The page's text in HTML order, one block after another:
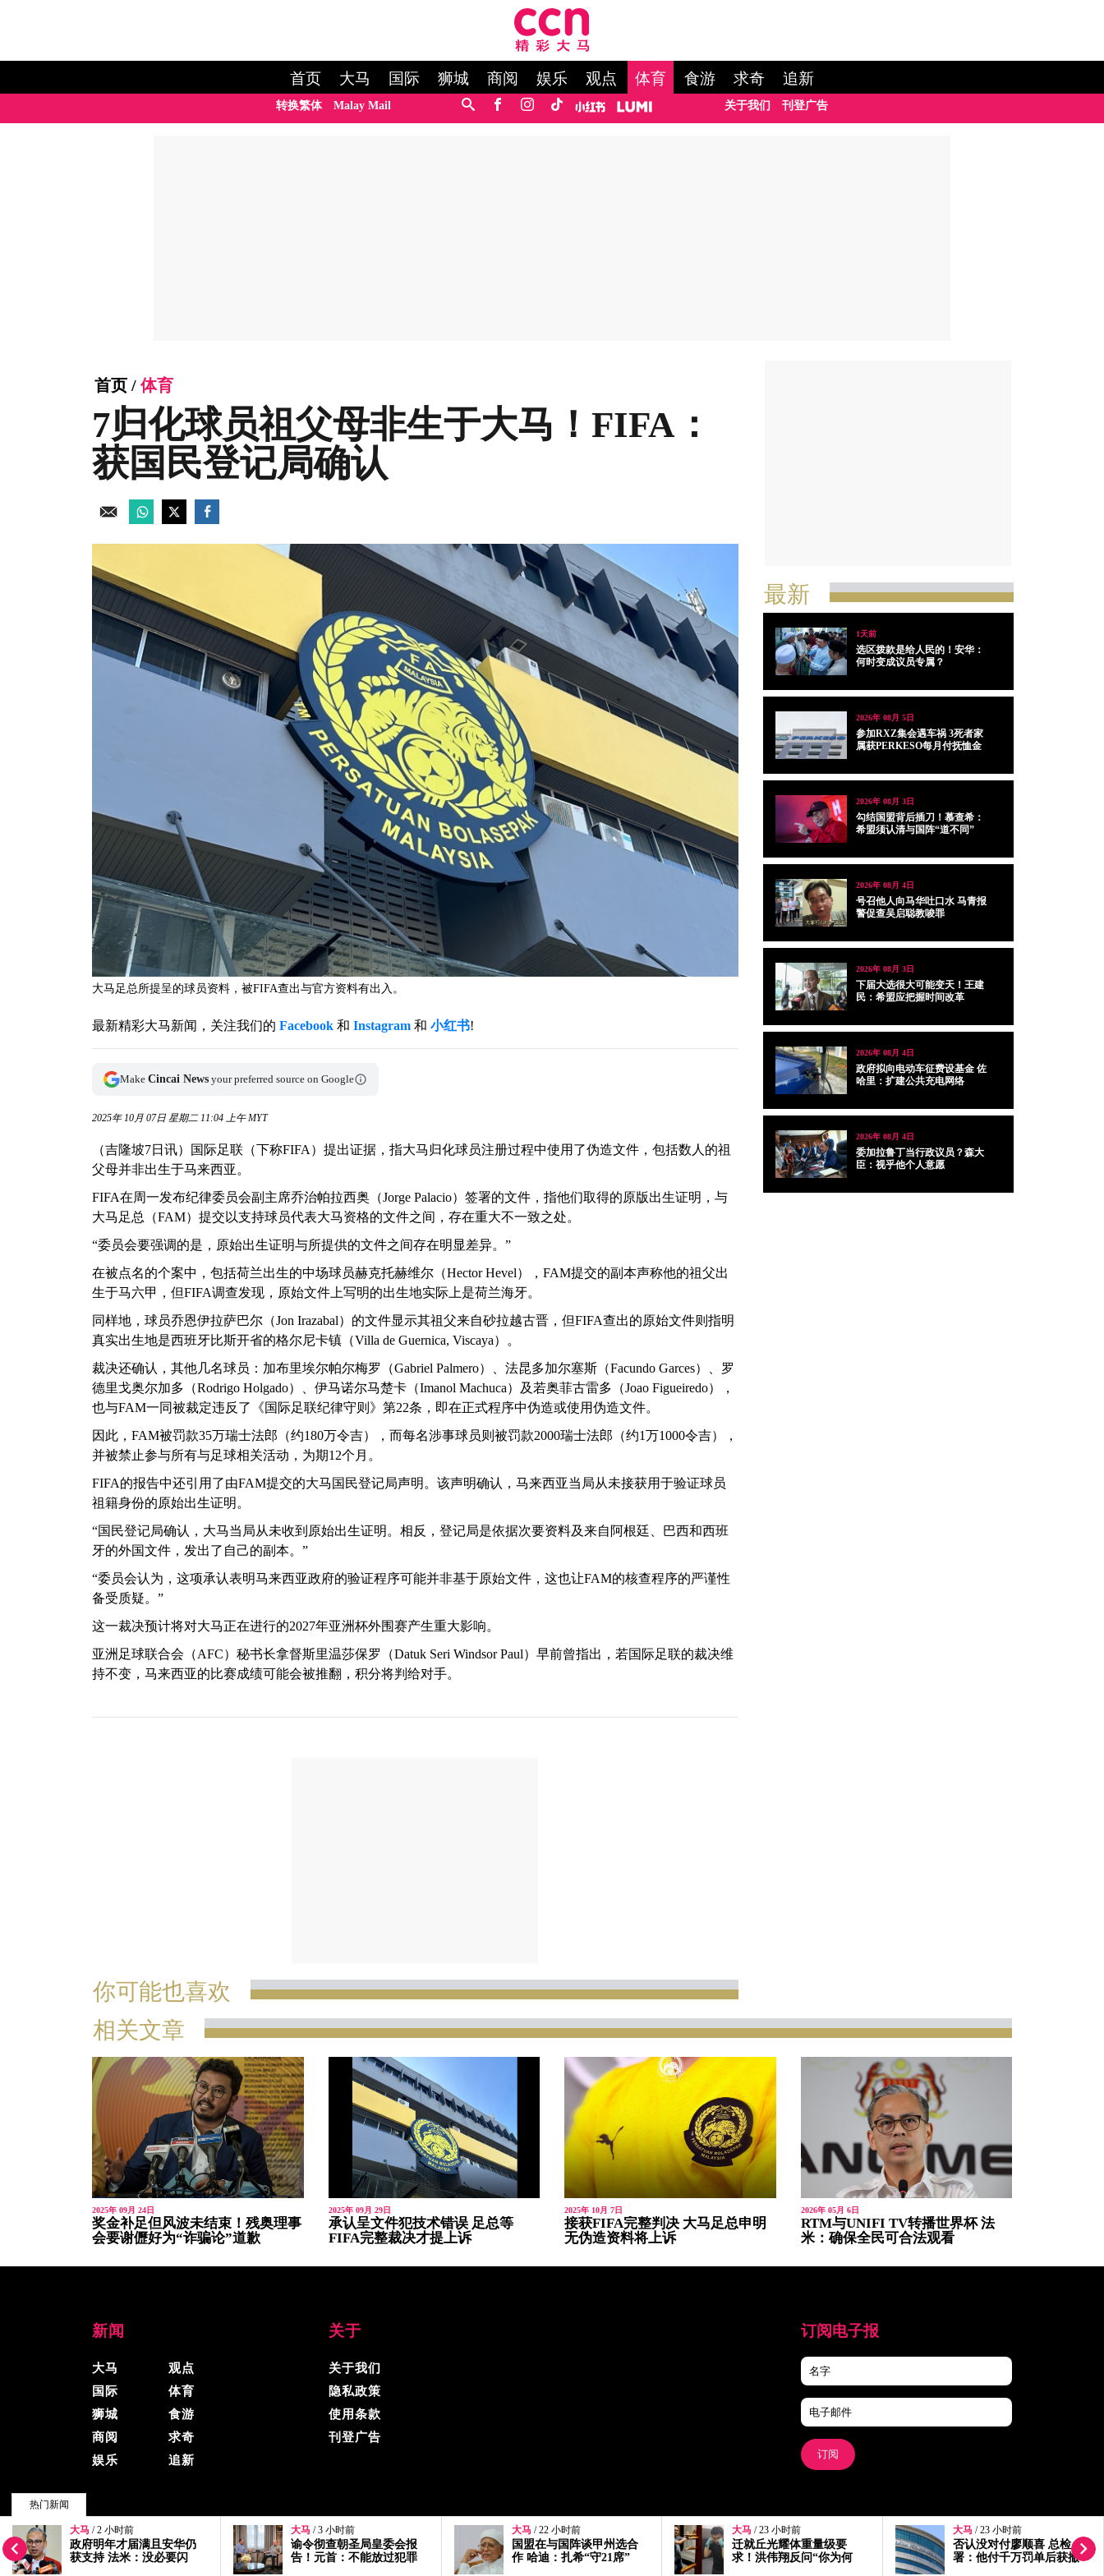
首页 大马 国际 狮城 商阅 娱乐 观点 体育 食游 求奇 追新
转换繁体 Malay Mail 关于我们 刊登广告
热门新闻
大马 / 3 小时前
谕令彻查朝圣局皇委会报
告！元首：不能放过犯罪
大马 / 22 小时前
国盟在与国阵谈甲州选合
作 哈迪：扎希“守21席”
大马 / 23 小时前
迁就丘光耀体重量级要
求！洪伟翔反问“你为何
大马 / 23 小时前
否认没对付廖顺喜 总检
署：他付千万罚单后获撤
大马 / 1天前
选区拨款是给人民的！安
华：何时变成议员专属？
首页 / 体育
7归化球员祖父母非生于大马！FIFA：
获国民登记局确认
大马足总所提呈的球员资料，被FIFA查出与官方资料有出入。
最新精彩大马新闻，关注我们的 Facebook 和 Instagram 和 小红书!
Make Cincai News your preferred source on Google
2025年 10月 07日 星期二 11:04 上午 MYT
（吉隆坡7日讯）国际足联（下称FIFA）提出证据，指大马归化球员注册过程中使用了伪造文件，包括数人的祖
父母并非出生于马来西亚。
FIFA在周一发布纪律委员会副主席乔治帕拉西奥（Jorge Palacio）签署的文件，指他们取得的原版出生证明，与
大马足总（FAM）提交以支持球员代表大马资格的文件之间，存在重大不一致之处。
“委员会要强调的是，原始出生证明与所提供的文件之间存在明显差异。”
在被点名的个案中，包括荷兰出生的中场球员赫克托赫维尔（Hector Hevel），FAM提交的副本声称他的祖父出
生于马六甲，但FIFA调查发现，原始文件上写明的出生地实际上是荷兰海牙。
同样地，球员乔恩伊拉萨巴尔（Jon Irazabal）的文件显示其祖父来自砂拉越古晋，但FIFA查出的原始文件则指明
真实出生地是西班牙比斯开省的格尔尼卡镇（Villa de Guernica, Viscaya）。
裁决还确认，其他几名球员：加布里埃尔帕尔梅罗（Gabriel Palmero）、法昆多加尔塞斯（Facundo Garces）、罗
德里戈奥尔加多（Rodrigo Holgado）、伊马诺尔马楚卡（Imanol Machuca）及若奥菲古雷多（Joao Figueiredo），
也与FAM一同被裁定违反了《国际足联纪律守则》第22条，即在正式程序中伪造或使用伪造文件。
因此，FAM被罚款35万瑞士法郎（约180万令吉），而每名涉事球员则被罚款2000瑞士法郎（约1万1000令吉），
并被禁止参与所有与足球相关活动，为期12个月。
FIFA的报告中还引用了由FAM提交的大马国民登记局声明。该声明确认，马来西亚当局从未接获用于验证球员
祖籍身份的原始出生证明。
“国民登记局确认，大马当局从未收到原始出生证明。相反，登记局是依据次要资料及来自阿根廷、巴西和西班
牙的外国文件，发出了自己的副本。”
“委员会认为，这项承认表明马来西亚政府的验证程序可能并非基于原始文件，这也让FAM的核查程序的严谨性
备受质疑。”
这一裁决预计将对大马正在进行的2027年亚洲杯外围赛产生重大影响。
亚洲足球联合会（AFC）秘书长拿督斯里温莎保罗（Datuk Seri Windsor Paul）早前曾指出，若国际足联的裁决维
持不变，马来西亚的比赛成绩可能会被推翻，积分将判给对手。
你可能也喜欢
最新
1天前
选区拨款是给人民的！安华：
何时变成议员专属？
2026年 08月 5日
参加RXZ集会遇车祸 3死者家
属获PERKESO每月付抚恤金
2026年 08月 3日
勾结国盟背后插刀！慕查希：
希盟须认清与国阵“道不同”
2026年 08月 4日
号召他人向马华吐口水 马青报
警促查吴启聪教唆罪
2026年 08月 3日
下届大选很大可能变天！王建
民：希盟应把握时间改革
2026年 08月 4日
政府拟向电动车征费设基金 佐
哈里：扩建公共充电网络
2026年 08月 4日
委加拉鲁丁当行政议员？森大
臣：视乎他个人意愿
相关文章
2025年 09月 24日
奖金补足但风波未结束！残奥理事
会要谢儮好为“诈骗论”道歉
2025年 09月 29日
承认呈文件犯技术错误 足总等
FIFA完整裁决才提上诉
2025年 10月 7日
接获FIFA完整判决 大马足总申明
无伪造资料将上诉
2026年 05月 6日
RTM与UNIFI TV转播世界杯 法
米：确保全民可合法观看
新闻
大马
国际
狮城
商阅
娱乐
观点
体育
食游
求奇
追新
关于
关于我们
隐私政策
使用条款
刊登广告
订阅电子报
订阅
© 2026, 精彩大马, 版权所有.